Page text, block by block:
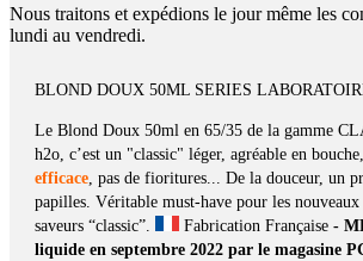
Nous traitons et expédions le jour même les
lundi au vendredi.
BLOND DOUX 50ML SERIES
Le Blond Doux 50ml en 65/35 de la gamme
h2o, c’est un "classic" léger, agréable en
efficace, pas de fioritures... De la douceur, un
papilles. Véritable must-have pour les
saveurs “classic”.
Fabrication Française-
liquide en septembre 2022 par le magasine